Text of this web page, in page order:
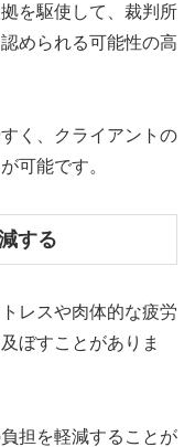
を駆使して、裁判所
められる可能性の高
く、クライアントの
可能です。
する
レスや肉体的な疲労
ぼすことがありま
担を軽減することが